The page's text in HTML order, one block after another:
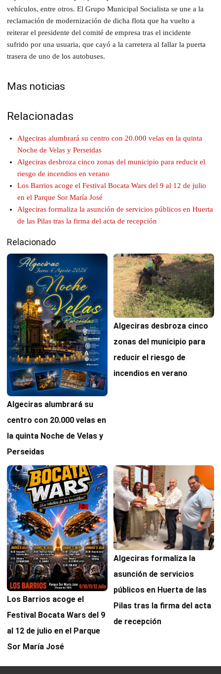
vehículos, entre otros. El Grupo Municipal Socialista se une a la
reclamación de modernización de dicha flota que ha vuelto a
reiterar el presidente del comité de empresa tras el incidente
sufrido por una usuaria, que cayó a la carretera al fallar la puerta
trasera de uno de los autobuses.
Mas noticias
Relacionadas
Algeciras alumbrará su centro con 20.000 velas en la quinta
Noche de Velas y Perseidas
Algeciras desbroza cinco zonas del municipio para reducir el
riesgo de incendios en verano
Los Barrios acoge el Festival Bocata Wars del 9 al 12 de julio
en el Parque Sor María José
Algeciras formaliza la asunción de servicios públicos en Huerta
de las Pilas tras la firma del acta de recepción
Relacionado
Algeciras alumbrará su
centro con 20.000 velas en
la quinta Noche de Velas y
Perseidas
Algeciras desbroza cinco
zonas del municipio para
reducir el riesgo de
incendios en verano
Los Barrios acoge el
Festival Bocata Wars del 9
al 12 de julio en el Parque
Sor María José
Algeciras formaliza la
asunción de servicios
públicos en Huerta de las
Pilas tras la firma del acta
de recepción